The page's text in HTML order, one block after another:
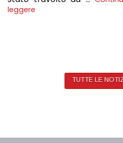
leggere
TUTTE LE